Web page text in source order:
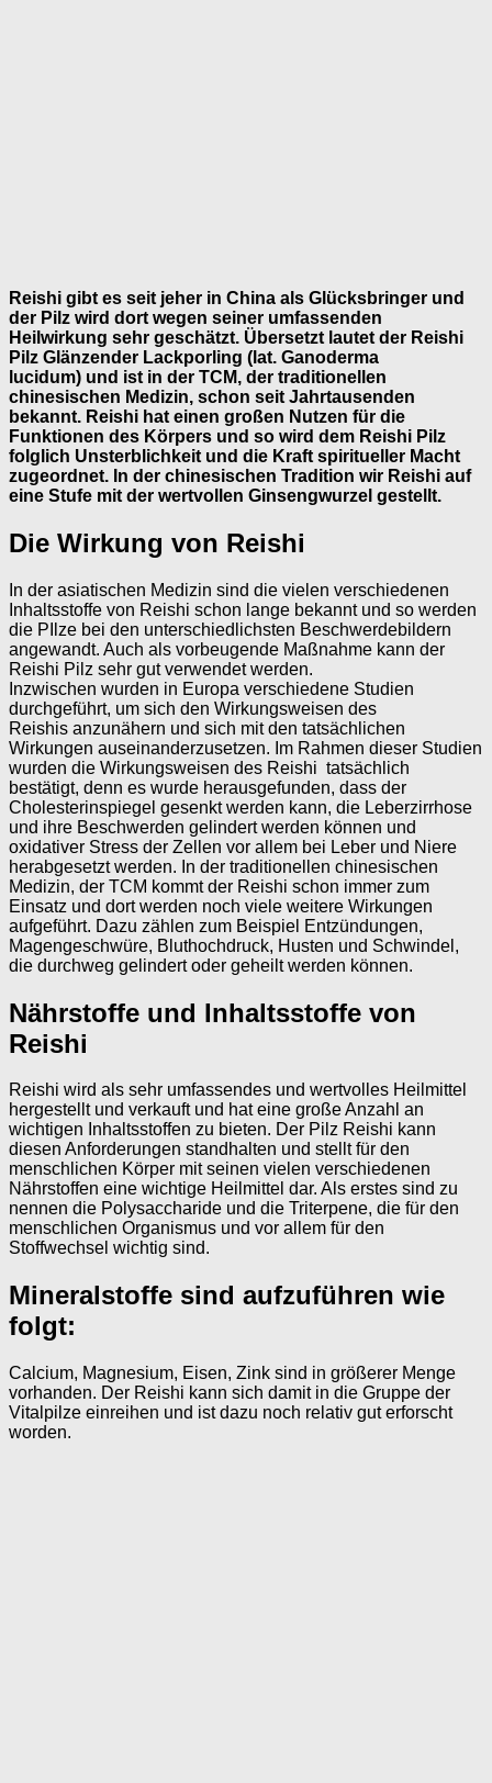
Reishi gibt es seit jeher in China als Glücksbringer und
der Pilz wird dort wegen seiner umfassenden
Heilwirkung sehr geschätzt. Übersetzt lautet der Reishi
Pilz Glänzender Lackporling (lat. Ganoderma
lucidum) und ist in der TCM, der traditionellen
chinesischen Medizin, schon seit Jahrtausenden
bekannt. Reishi hat einen großen Nutzen für die
Funktionen des Körpers und so wird dem Reishi Pilz
folglich Unsterblichkeit und die Kraft spiritueller Macht
zugeordnet. In der chinesischen Tradition wir Reishi auf
eine Stufe mit der wertvollen Ginsengwurzel gestellt.
Die Wirkung von Reishi
In der asiatischen Medizin sind die vielen verschiedenen
Inhaltsstoffe von Reishi schon lange bekannt und so werden
die PIlze bei den unterschiedlichsten Beschwerdebildern
angewandt. Auch als vorbeugende Maßnahme kann der
Reishi Pilz sehr gut verwendet werden.
Inzwischen wurden in Europa verschiedene Studien
durchgeführt, um sich den Wirkungsweisen des
Reishis anzunähern und sich mit den tatsächlichen
Wirkungen auseinanderzusetzen. Im Rahmen dieser Studien
wurden die Wirkungsweisen des Reishi tatsächlich
bestätigt, denn es wurde herausgefunden, dass der
Cholesterinspiegel gesenkt werden kann, die Leberzirrhose
und ihre Beschwerden gelindert werden können und
oxidativer Stress der Zellen vor allem bei Leber und Niere
herabgesetzt werden. In der traditionellen chinesischen
Medizin, der TCM kommt der Reishi schon immer zum
Einsatz und dort werden noch viele weitere Wirkungen
aufgeführt. Dazu zählen zum Beispiel Entzündungen,
Magengeschwüre, Bluthochdruck, Husten und Schwindel,
die durchweg gelindert oder geheilt werden können.
Nährstoffe und Inhaltsstoffe von
Reishi
Reishi wird als sehr umfassendes und wertvolles Heilmittel
hergestellt und verkauft und hat eine große Anzahl an
wichtigen Inhaltsstoffen zu bieten. Der Pilz Reishi kann
diesen Anforderungen standhalten und stellt für den
menschlichen Körper mit seinen vielen verschiedenen
Nährstoffen eine wichtige Heilmittel dar. Als erstes sind zu
nennen die Polysaccharide und die Triterpene, die für den
menschlichen Organismus und vor allem für den
Stoffwechsel wichtig sind.
Mineralstoffe sind aufzuführen wie
folgt:
Calcium, Magnesium, Eisen, Zink sind in größerer Menge
vorhanden. Der Reishi kann sich damit in die Gruppe der
Vitalpilze einreihen und ist dazu noch relativ gut erforscht
worden.